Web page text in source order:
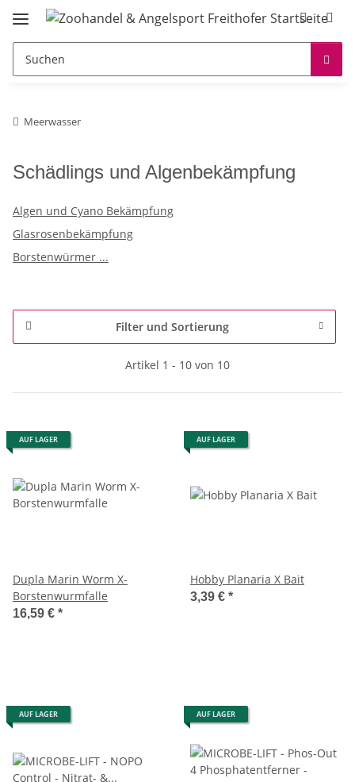
Meerwasser
Schädlings und Algenbekämpfung
Algen und Cyano Bekämpfung
Glasrosenbekämpfung
Borstenwürmer ...
Filter und Sortierung
Artikel 1 - 10 von 10
AUF LAGER
Dupla Marin Worm X-
Borstenwurmfalle
16,59 € *
AUF LAGER
Hobby Planaria X Bait
3,39 € *
AUF LAGER AUF LAGER